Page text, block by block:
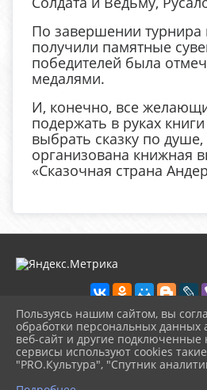
По завершении турнира
получили памятные
победителей была
медалями.
И, конечно, все
подержать в руках
выбрать сказку по
организована книжная
«Сказочная страна
2026 г. biblioteka-city.ru
Вход
Карта сайта
Политика обработки
Пользуясь нашим сайтом, вы
обработки персональных данных
веб-сайт и другие подключенные
сервисы используют cookies такие
"PRO.Культура", "Спутник